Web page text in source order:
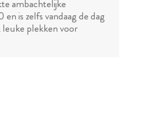
ambachtelijke
is zelfs vandaag de dag
plekken voor